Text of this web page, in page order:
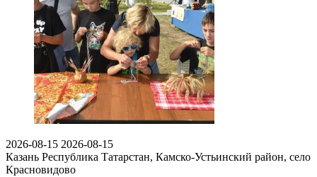
2026-08-15 2026-08-15
Казань Республика Татарстан, Камско-Устьинский район, село
Красновидово